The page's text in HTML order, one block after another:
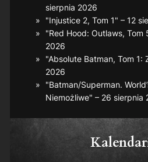
sierpnia 2026
"Injustice 2, Tom 1" – 12
"Red Hood: Outlaws, Tom
2026
"Absolute Batman, Tom 1:
2026
"Batman/Superman.
Niemożliwe" – 26 sierpnia